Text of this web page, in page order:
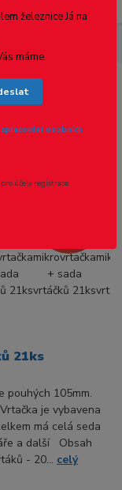
21ks
pouhých 105mm.
je vybavena
má celá seda
a další Obsah
- 20... celý
železnice Já na
máme.
osobních
pro účely registrace.